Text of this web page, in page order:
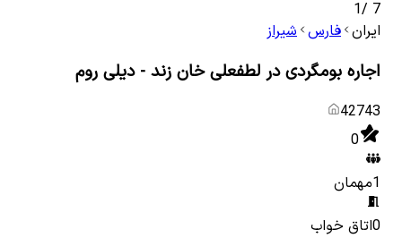
7
/
1
ایران فارس شیراز
اجاره بومگردی در لطفعلی خان زند - دیلی روم
42743
0
1مهمان
0اتاق خواب